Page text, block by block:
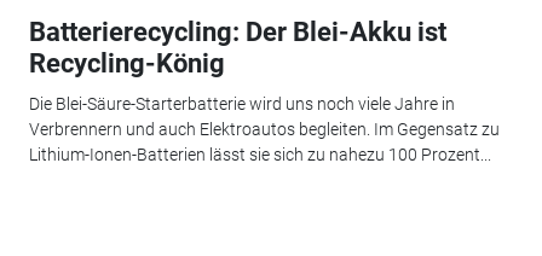
Batterierecycling: Der Blei-Akku ist
Recycling-König
Die Blei-Säure-Starterbatterie wird uns noch viele Jahre in
Verbrennern und auch Elektroautos begleiten. Im Gegensatz zu
Lithium-Ionen-Batterien lässt sie sich zu nahezu 100 Prozent...